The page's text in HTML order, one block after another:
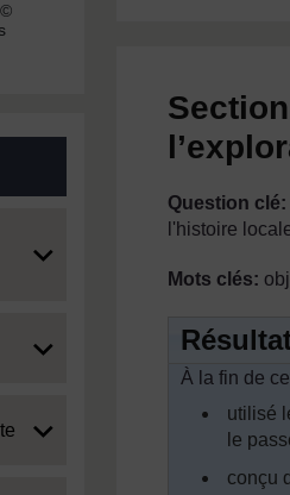
Question clé:
l'histoire
Mots clés:
À la fin de
utilisé
le
conçu